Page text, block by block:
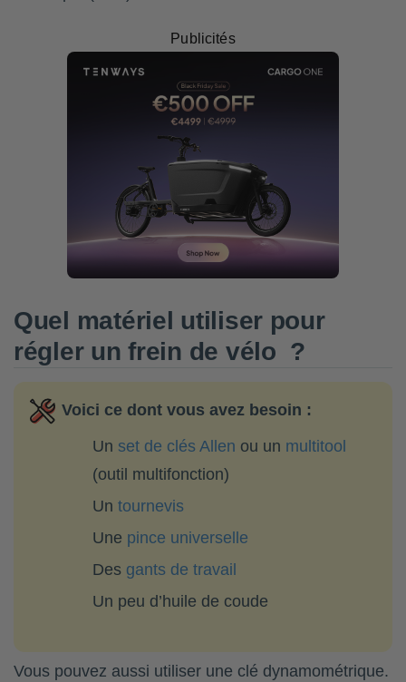
Publicités
Quel matériel utiliser pour
régler un frein de vélo ?
Voici ce dont vous avez besoin :
Un set de clés Allen ou un multitool
(outil multifonction)
Un tournevis
Une pince universelle
Des gants de travail
Un peu d’huile de coude
Vous pouvez aussi utiliser une clé dynamométrique.